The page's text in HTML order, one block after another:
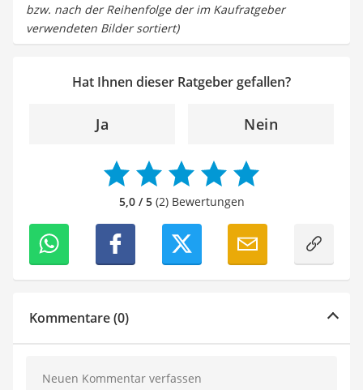
bzw. nach der Reihenfolge der im Kaufratgeber
verwendeten Bilder sortiert)
Hat Ihnen dieser Ratgeber gefallen?
Ja Nein
5,0 / 5(2) Bewertungen
Kommentare (0)
Neuen Kommentar verfassen